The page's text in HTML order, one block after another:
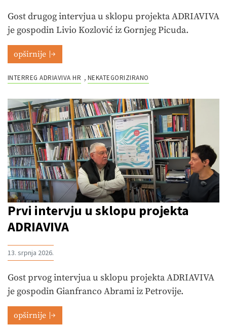
Gost drugog intervjua u sklopu projekta ADRIAVIVA
je gospodin Livio Kozlović iz Gornjeg Picuda.
opširnije
INTERREG ADRIAVIVA HR ,NEKATEGORIZIRANO
Prvi intervju u sklopu projekta
ADRIAVIVA
13. srpnja 2026.
Gost prvog intervjua u sklopu projekta ADRIAVIVA
je gospodin Gianfranco Abrami iz Petrovije.
opširnije